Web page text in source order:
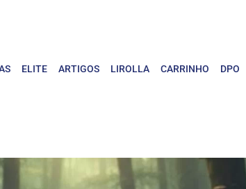
ELITE ARTIGOS LIROLLA CARRINHO DPO